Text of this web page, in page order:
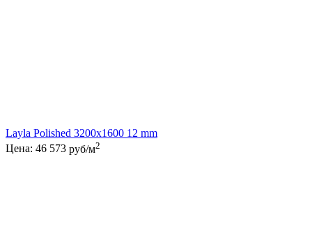
Layla Polished 3200x1600 12 mm
Цена: 46 573 руб/м2